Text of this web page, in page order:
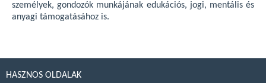
személyek, gondozók munkájának edukációs, jogi, mentális és
anyagi támogatásához is.
HASZNOS OLDALAK